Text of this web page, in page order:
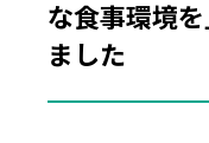
な食事環境
ました